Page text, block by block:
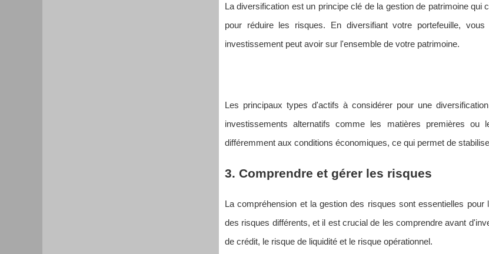
La diversification est un principe clé de la gestion de patrimoine
pour réduire les risques. En diversifiant votre portefeuille,
investissement peut avoir sur l'ensemble de votre patrimoine.
Les principaux types d'actifs à considérer pour une
investissements alternatifs comme les matières premières ou
différemment aux conditions économiques, ce qui permet de
3. Comprendre et gérer les risques
La compréhension et la gestion des risques sont essentielles
des risques différents, et il est crucial de les comprendre avant
de crédit, le risque de liquidité et le risque opérationnel.